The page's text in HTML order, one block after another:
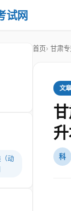
试网
动
首页 甘肃
文
科